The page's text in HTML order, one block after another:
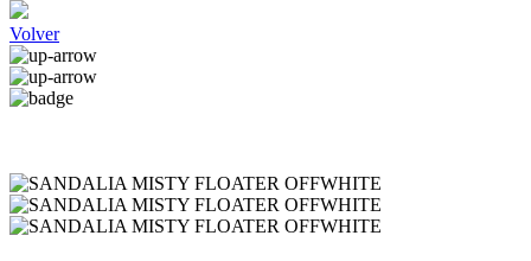
Volver